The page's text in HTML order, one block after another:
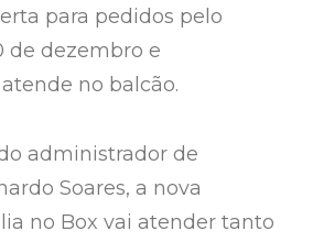
para pedidos pelo
de dezembro e
no balcão.
administrador de
Soares, a nova
no Box vai atender tanto